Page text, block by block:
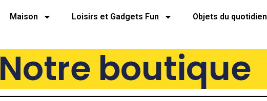
Maison Loisirs et Gadgets Fun Objets du quotidien
Notre boutique